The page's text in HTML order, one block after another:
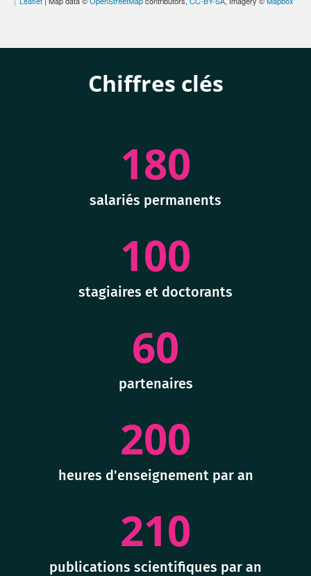
Chiffres clés
180
salariés permanents
100
stagiaires et doctorants
60
partenaires
200
heures d'enseignement par an
210
publications scientifiques par an